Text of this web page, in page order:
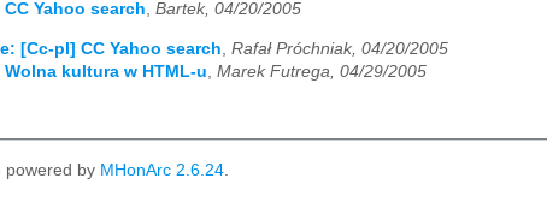
Yahoo search, Bartek, 04/20/2005
[Cc-pl] CC Yahoo search Rafał Próchniak, 04/20/2005
Wolna kultura w HTML-u Marek Futrega, 04/29/2005
powered by MHonArc 2.6.24